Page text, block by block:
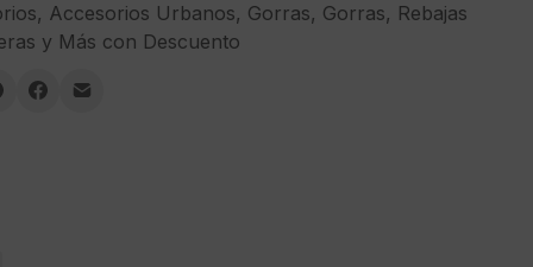
, Accesorios Urbanos, Gorras, Gorras, Rebajas
y Más con Descuento